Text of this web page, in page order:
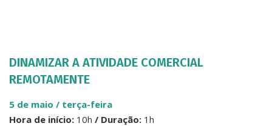
DINAMIZAR A ATIVIDADE COMERCIAL
REMOTAMENTE
5 de maio / terça-feira
Hora de início: 10h / Duração: 1h